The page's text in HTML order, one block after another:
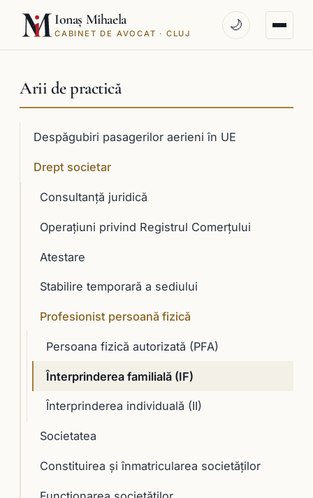
Ionaș Mihaela
CABINET DE AVOCAT · CLUJ
🌙
Arii de practică
Despăgubiri pasagerilor aerieni în UE
Drept societar
Consultanţă juridică
Operaţiuni privind Registrul Comerţului
Atestare
Stabilire temporară a sediului
Profesionist persoană fizică
Persoana fizică autorizată (PFA)
Înterprinderea familială (IF)
Înterprinderea individuală (II)
Societatea
Constituirea şi înmatricularea societăţilor